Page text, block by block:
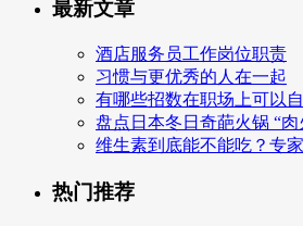
最新文章
酒店服务员工作岗位职责
习惯与更优秀的人在一起
有哪些招数在职场上可以
盘点日本冬日奇葩火锅 “肉
维生素到底能不能吃？专
热门推荐